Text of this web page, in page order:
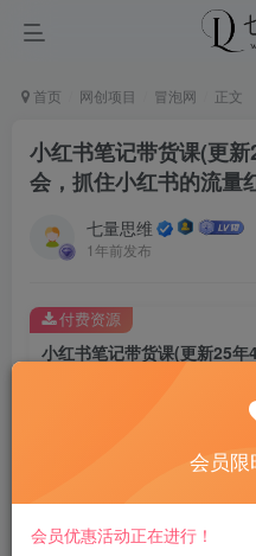
首页 网创项目 冒泡网 正文
小红书笔记带货课(更
会，抓住小红书的流量
七量思维
1年前发布
免费
付费资源
会员限
会员优惠活动正在进行！